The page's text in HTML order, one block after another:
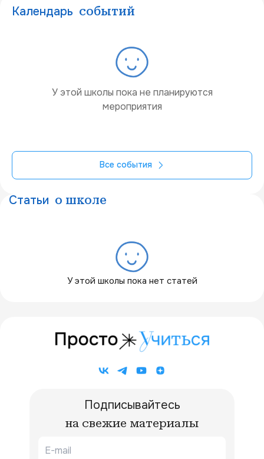
Календарь событий
У этой школы пока не планируются
мероприятия
Все события
Статьи о школе
У этой школы пока нет статей
Подписывайтесь
на свежие материалы